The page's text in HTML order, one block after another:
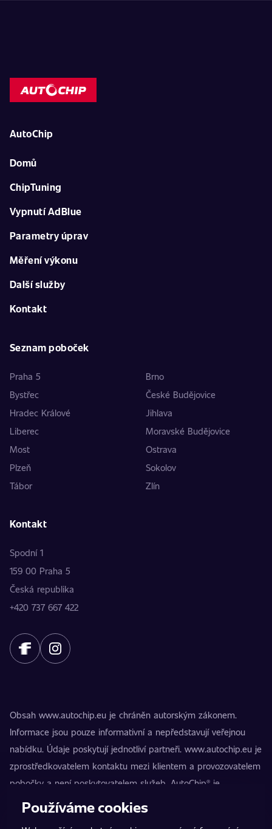
AutoChip
Domů
ChipTuning
Vypnutí AdBlue
Parametry úprav
Měření výkonu
Další služby
Kontakt
Seznam poboček
Praha 5
Brno
Bystřec
České Budějovice
Hradec Králové
Jihlava
Liberec
Moravské Budějovice
Most
Ostrava
Plzeň
Sokolov
Tábor
Zlín
Kontakt
Spodní 1
159 00 Praha 5
Česká republika
+420 737 667 422
Obsah www.autochip.eu je chráněn autorským zákonem.
Informace jsou pouze informativní a nepředstavují veřejnou
nabídku. Údaje poskytují jednotliví partneři. www.autochip.eu je
zprostředkovatelem kontaktu mezi klientem a provozovatelem
pobočky a není poskytovatelem služeb. AutoChip® je
registrovaná ochranná známka Petra Kučery. Úpravy, které
Používáme cookies